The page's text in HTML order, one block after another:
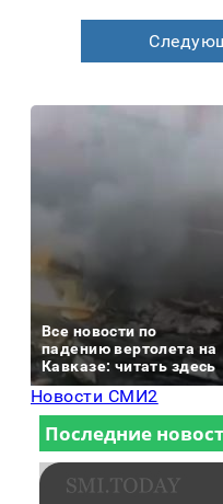
Все новости по
падению вертолета на
Кавказе: читать здесь
Новости СМИ2